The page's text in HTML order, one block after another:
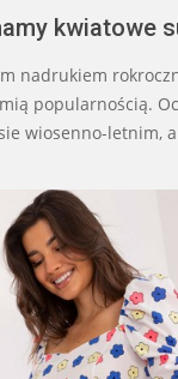
kwiatowe
nadrukiem
popularnością.
wiosenno-letnim,